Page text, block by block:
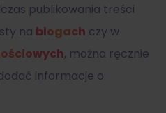
publikowania treści
na blogach czy w
, można ręcznie
informacje o